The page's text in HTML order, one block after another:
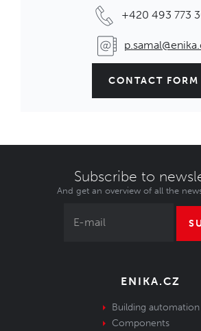
+420 493 773
CONTACT FORM
Subscribe to
And get an overview of all the
ENIKA.CZ
Building automation
Components